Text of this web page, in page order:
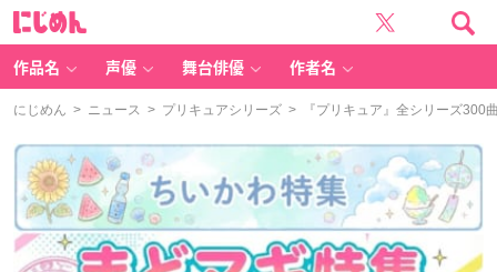
作品名 声優 舞台俳優 作者名
にじめん > ニュース > プリキュアシリーズ > 『プリキュア』全シリーズ300